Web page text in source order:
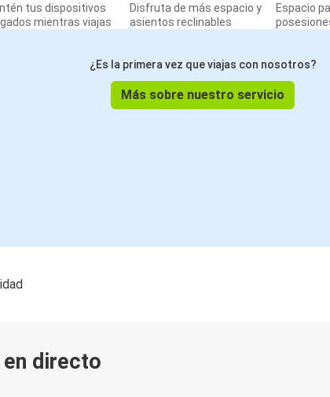
tus dispositivos
mientras viajas
Disfruta de más espacio y
asientos reclinables
Espacio
¿Es la primera vez que viajas con nosotros?
Más sobre nuestro servicio
directo